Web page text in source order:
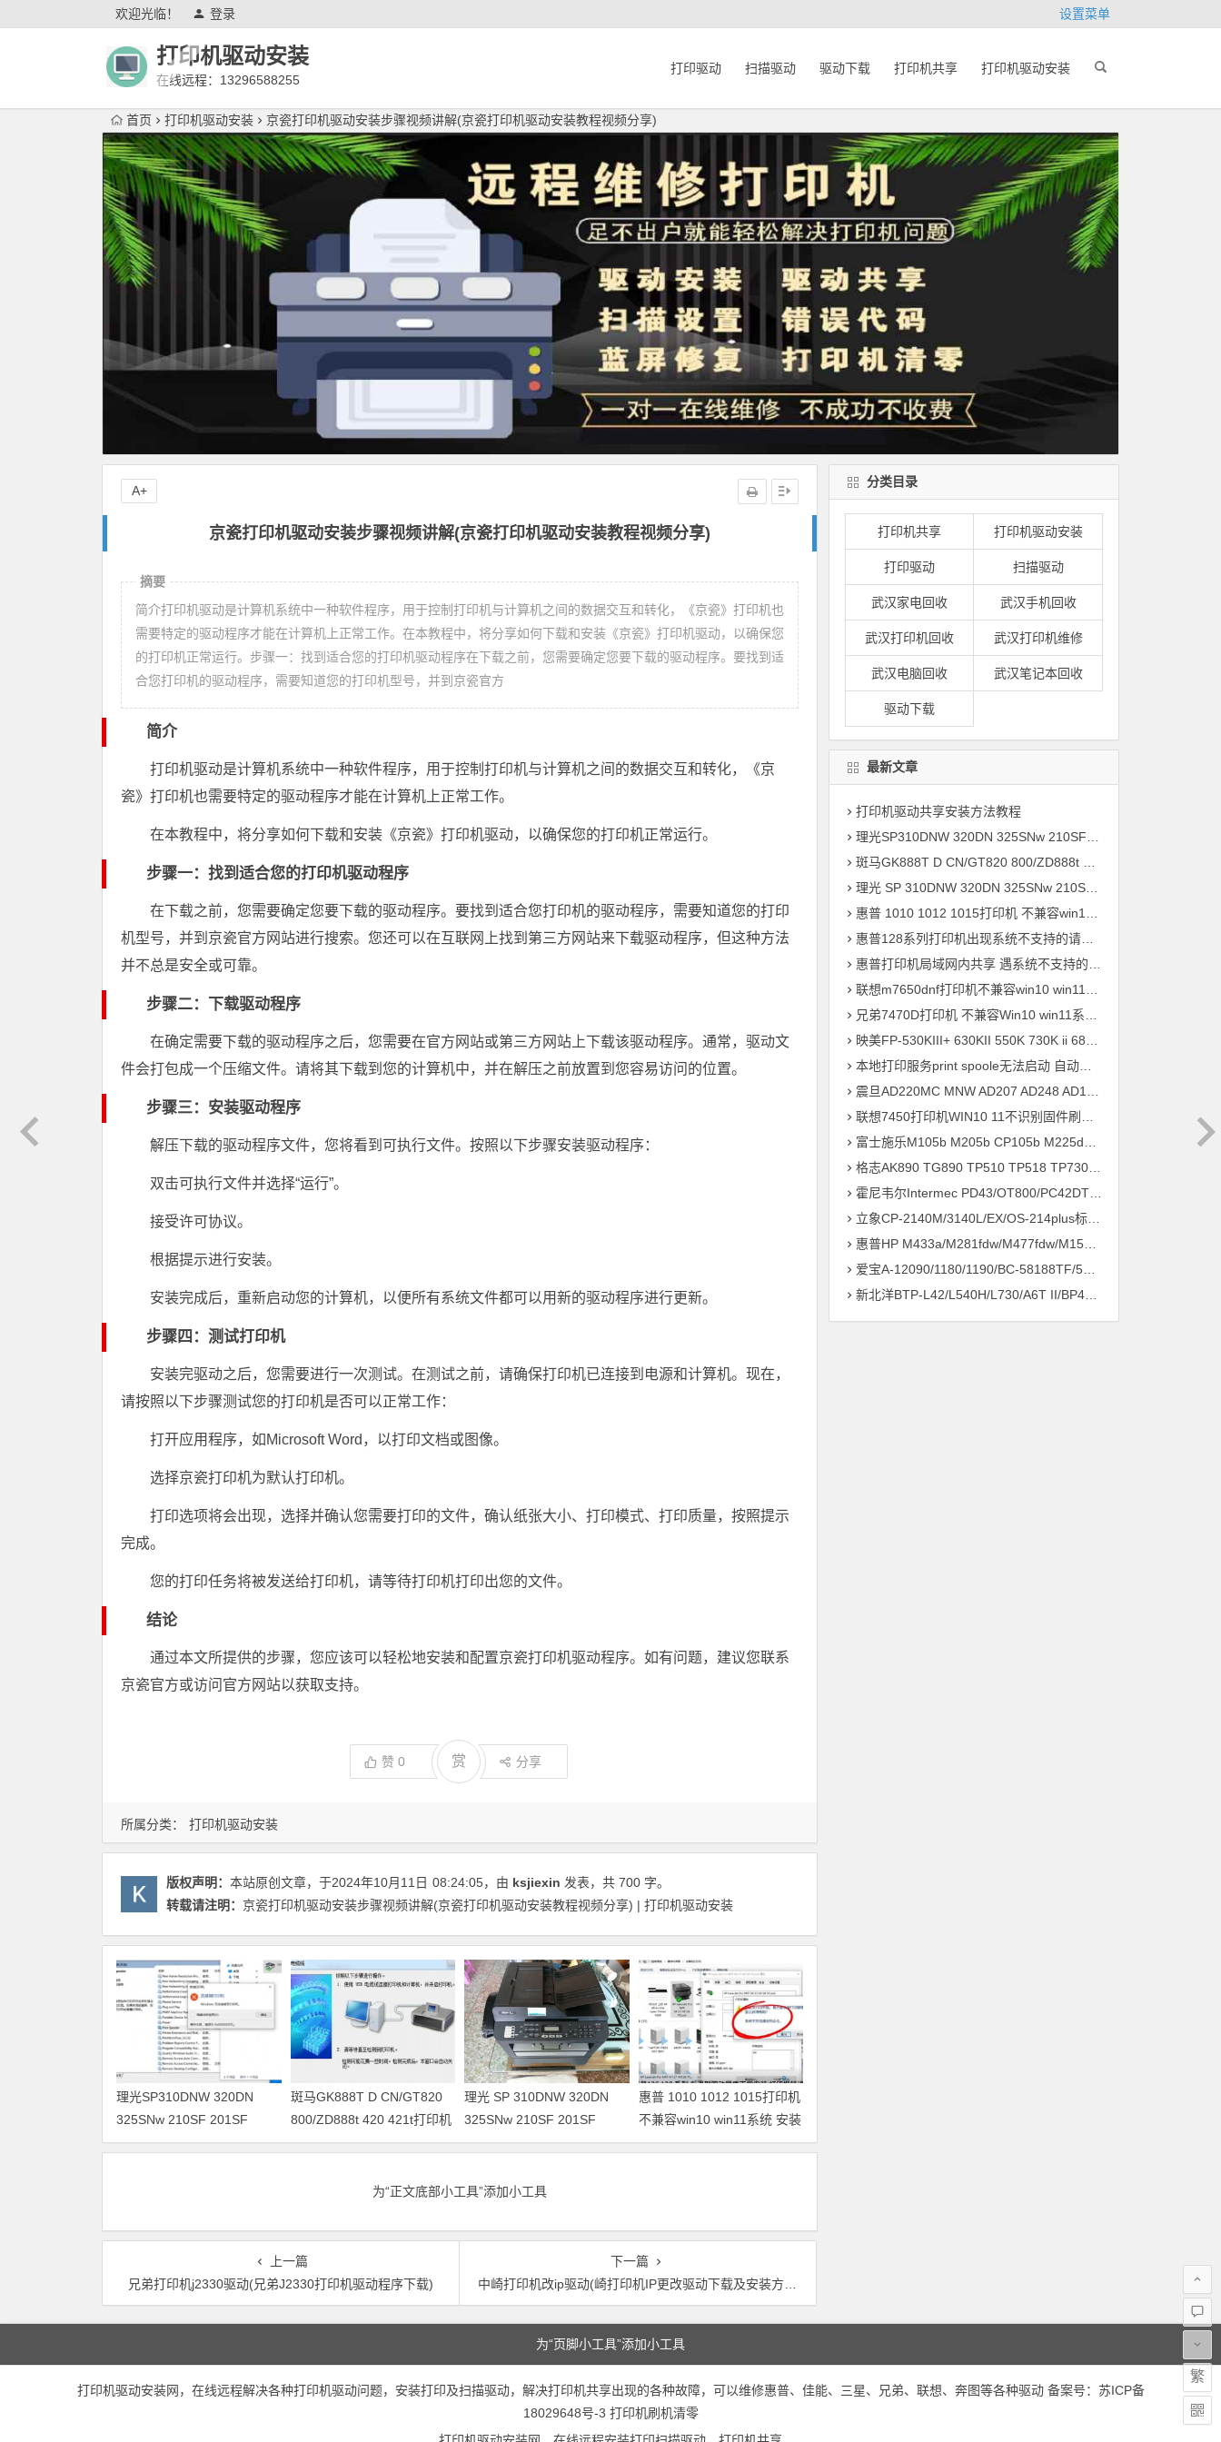
欢迎光临！ 登录 设置菜单
打印机驱动安装
在线远程：13296588255
打印驱动 扫描驱动 驱动下载 打印机共享 打印机驱动安装
首页 打印机驱动安装 京瓷打印机驱动安装步骤视频讲解(京瓷打印机驱动安装教程视频分享)
京瓷打印机驱动安装步骤视频讲解(京瓷打印机驱动安装教程视频分享)
A+
所属分类： 打印机驱动安装
摘要
简介打印机驱动是计算机系统中一种软件程序，用于控制打印机与计算机之间的数据交互和转化，《京瓷》打印机也
需要特定的驱动程序才能在计算机上正常工作。在本教程中，将分享如何下载和安装《京瓷》打印机驱动，以确保您
的打印机正常运行。步骤一：找到适合您的打印机驱动程序在下载之前，您需要确定您要下载的驱动程序。要找到适
合您打印机的驱动程序，需要知道您的打印机型号，并到京瓷官方
简介
打印机驱动是计算机系统中一种软件程序，用于控制打印机与计算机之间的数据交互和转化，《京
瓷》打印机也需要特定的驱动程序才能在计算机上正常工作。
在本教程中，将分享如何下载和安装《京瓷》打印机驱动，以确保您的打印机正常运行。
步骤一：找到适合您的打印机驱动程序
在下载之前，您需要确定您要下载的驱动程序。要找到适合您打印机的驱动程序，需要知道您的打印
机型号，并到京瓷官方网站进行搜索。您还可以在互联网上找到第三方网站来下载驱动程序，但这种方法
并不总是安全或可靠。
步骤二：下载驱动程序
在确定需要下载的驱动程序之后，您需要在官方网站或第三方网站上下载该驱动程序。通常，驱动文
件会打包成一个压缩文件。请将其下载到您的计算机中，并在解压之前放置到您容易访问的位置。
步骤三：安装驱动程序
解压下载的驱动程序文件，您将看到可执行文件。按照以下步骤安装驱动程序：
双击可执行文件并选择“运行”。
接受许可协议。
根据提示进行安装。
安装完成后，重新启动您的计算机，以便所有系统文件都可以用新的驱动程序进行更新。
步骤四：测试打印机
安装完驱动之后，您需要进行一次测试。在测试之前，请确保打印机已连接到电源和计算机。现在，
请按照以下步骤测试您的打印机是否可以正常工作：
打开应用程序，如Microsoft Word，以打印文档或图像。
选择京瓷打印机为默认打印机。
打印选项将会出现，选择并确认您需要打印的文件，确认纸张大小、打印模式、打印质量，按照提示
完成。
您的打印任务将被发送给打印机，请等待打印机打印出您的文件。
结论
通过本文所提供的步骤，您应该可以轻松地安装和配置京瓷打印机驱动程序。如有问题，建议您联系
京瓷官方或访问官方网站以获取支持。
赞 0 赏 分享
版权声明： 本站原创文章，于2024年10月11日 08:24:05，由 ksjiexin 发表，共 700 字。
转载请注明： 京瓷打印机驱动安装步骤视频讲解(京瓷打印机驱动安装教程视频分享) | 打印机驱动安装
理光SP310DNW 320DN
325SNw 210SF 201SF
330SN打印机驱动安装
斑马GK888T D CN/GT820
800/ZD888t 420 421t打印机
驱动软件安装
理光 SP 310DNW 320DN
325SNw 210SF 201SF
330SN打印机驱动安装
惠普 1010 1012 1015打印机
不兼容win10 win11系统 安装
不上打印机
为“正文底部小工具”添加小工具
上一篇
兄弟打印机j2330驱动(兄弟J2330打印机驱动程序下载)
下一篇
中崎打印机改ip驱动(崎打印机IP更改驱动下载及安装方法)
分类目录
打印机共享 打印机驱动安装
打印驱动 扫描驱动
武汉家电回收 武汉手机回收
武汉打印机回收 武汉打印机维修
武汉电脑回收 武汉笔记本回收
驱动下载
最新文章
打印机驱动共享安装方法教程
理光SP310DNW 320DN 325SNw 210SF 201SF 330SN打印机驱动安装
斑马GK888T D CN/GT820 800/ZD888t 420 421t打印机驱动软件安装
理光 SP 310DNW 320DN 325SNw 210SF 201SF 330SN打印机驱动安装
惠普 1010 1012 1015打印机 不兼容win10 win11系统 安装不上打印机
惠普128系列打印机出现系统不支持的请求命令 完美解决方案
惠普打印机局域网内共享 遇系统不支持的请求命令 错误快速解决问题
联想m7650dnf打印机不兼容win10 win11系统 安装不上打印机驱动程序快速解决方案
兄弟7470D打印机 不兼容Win10 win11系统 驱动安装不上 升级兼容固件程序 快速解决方案
映美FP-530KIII+ 630KII 550K 730K ii 680K 830K打印机驱动安装
本地打印服务print spoole无法启动 自动掉线问题 快速解决方案
震旦AD220MC MNW AD207 AD248 AD181 AD239 ADC218打印机驱动安装
联想7450打印机WIN10 11不识别固件刷机驱动安装
富士施乐M105b M205b CP105b M225dw M218fw P355d打印机驱动安装
格志AK890 TG890 TP510 TP518 TP730 TP734 TP733打印机驱动安装
霍尼韦尔Intermec PD43/OT800/PC42DT打印机驱动安装问题远程解决方案
立象CP-2140M/3140L/EX/OS-214plus标签打印机驱动安装问题远程解决方案
惠普HP M433a/M281fdw/M477fdw/M154a/M126nw打印机驱动安装问题远程解决方案
爱宝A-12090/1180/1190/BC-58188TF/58186打印机驱动安装问题远程解决方案
新北洋BTP-L42/L540H/L730/A6T II/BP420/430打印机驱动安装问题远程解决方案
为“页脚小工具”添加小工具
打印机驱动安装网，在线远程解决各种打印机驱动问题，安装打印及扫描驱动，解决打印机共享出现的各种故障，可以维修惠普、佳能、三星、兄弟、联想、奔图等各种驱动 备案号： 苏ICP备
18029648号-3 打印机刷机清零
繁